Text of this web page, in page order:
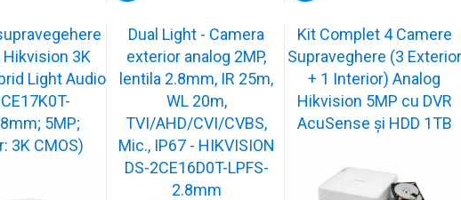
3K
Light Audio
5MP;
3K CMOS)
Dual Light - Camera
exterior analog 2MP,
lentila 2.8mm, IR 25m,
WL 20m,
TVI/AHD/CVI/CVBS,
Mic., IP67 - HIKVISION
DS-2CE16D0T-LPFS-
2.8mm
Kit Complet 4 Camere
Supraveghere (3 Exterior
+ 1 Interior) Analog
Hikvision 5MP cu DVR
AcuSense și HDD 1TB